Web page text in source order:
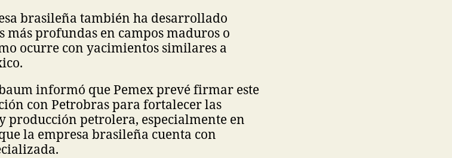
brasileña también ha desarrollado
profundas en campos maduros o
ocurre con yacimientos similares a
informó que Pemex prevé firmar este
con Petrobras para fortalecer las
producción petrolera, especialmente en
la empresa brasileña cuenta con